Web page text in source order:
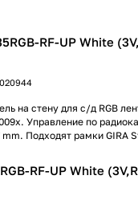
RF-UP White
020944
на стену для с/д RGB
Управление по
Подходят рамки GIRA
RF-UP White